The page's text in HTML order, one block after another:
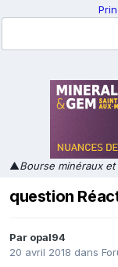
▲Bourse minéraux
question
Par opal94
20 avril 2018 dans